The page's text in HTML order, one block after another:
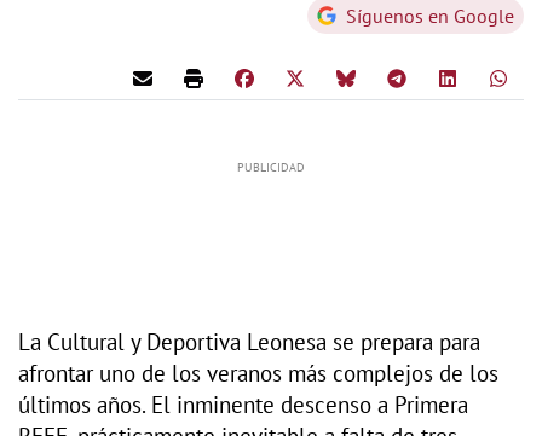
Síguenos en Google
La Cultural y Deportiva Leonesa se prepara para
afrontar uno de los veranos más complejos de los
últimos años. El inminente descenso a Primera